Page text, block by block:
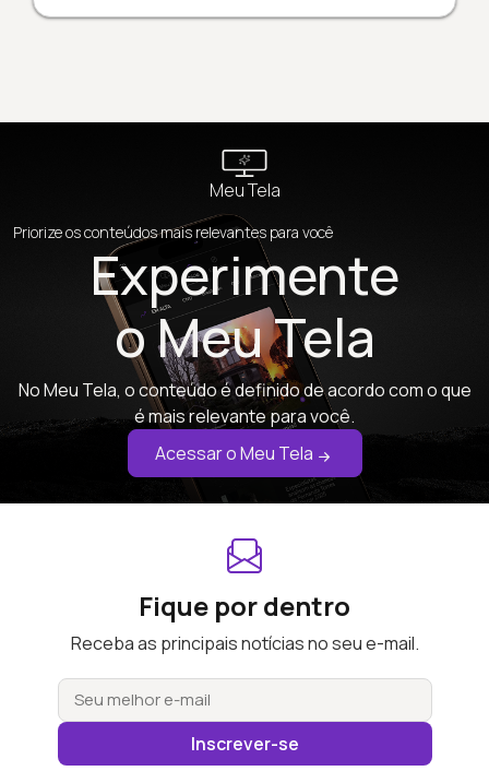
Meu Tela
Priorize os conteúdos mais relevantes para você
Experimente
o Meu Tela
No Meu Tela, o conteúdo é definido de acordo com o que
é mais relevante para você.
Acessar o Meu Tela
Fique por dentro
Receba as principais notícias no seu e-mail.
Inscrever-se